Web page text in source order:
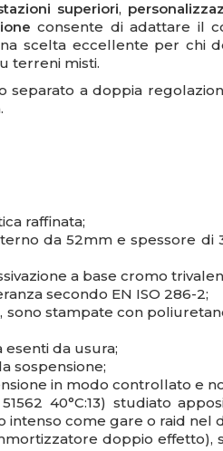
superiori,
consente di adattare il
scelta eccellente per chi
terreni misti.
separato a doppia
raffinata;
da 52mm e spessore
a base cromo
secondo EN ISO 286-2;
stampate con
da usura;
sospensione;
in modo controllato e
40°C:13) studiato
intenso come gare o raid nel
doppio effetto),